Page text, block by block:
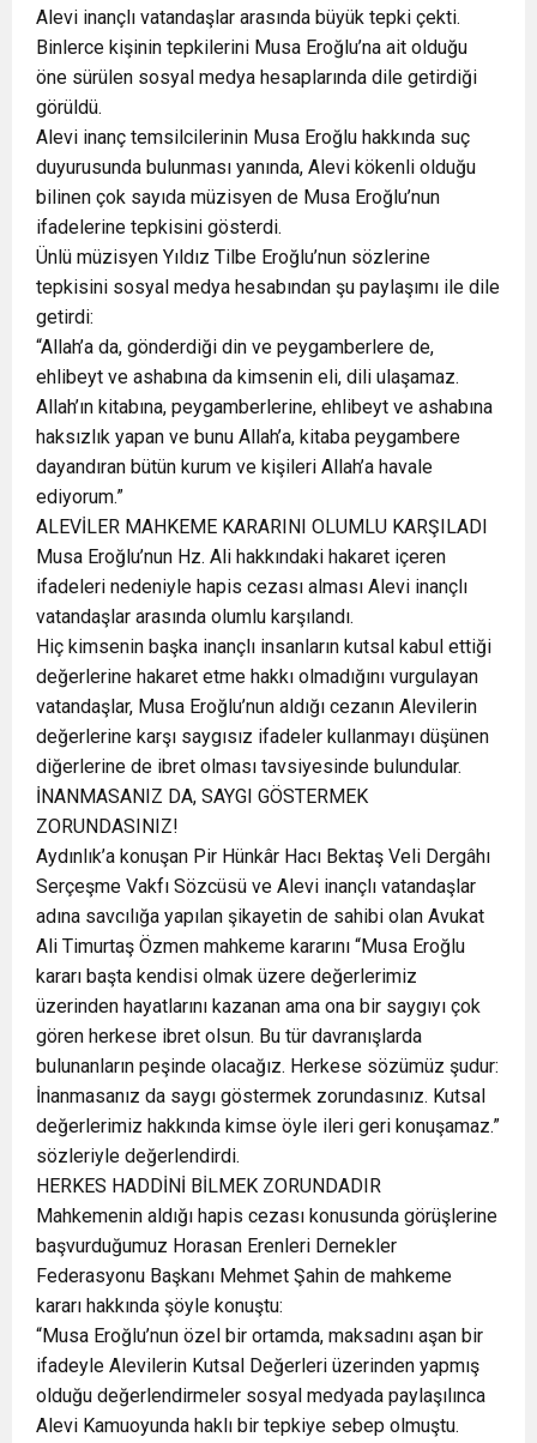
Alevi inançlı vatandaşlar arasında büyük tepki çekti.
Binlerce kişinin tepkilerini Musa Eroğlu’na ait olduğu
öne sürülen sosyal medya hesaplarında dile getirdiği
görüldü.
Alevi inanç temsilcilerinin Musa Eroğlu hakkında suç
duyurusunda bulunması yanında, Alevi kökenli olduğu
bilinen çok sayıda müzisyen de Musa Eroğlu’nun
ifadelerine tepkisini gösterdi.
Ünlü müzisyen Yıldız Tilbe Eroğlu’nun sözlerine
tepkisini sosyal medya hesabından şu paylaşımı ile dile
getirdi:
“Allah’a da, gönderdiği din ve peygamberlere de,
ehlibeyt ve ashabına da kimsenin eli, dili ulaşamaz.
Allah’ın kitabına, peygamberlerine, ehlibeyt ve ashabına
haksızlık yapan ve bunu Allah’a, kitaba peygambere
dayandıran bütün kurum ve kişileri Allah’a havale
ediyorum.”
ALEVİLER MAHKEME KARARINI OLUMLU KARŞILADI
Musa Eroğlu’nun Hz. Ali hakkındaki hakaret içeren
ifadeleri nedeniyle hapis cezası alması Alevi inançlı
vatandaşlar arasında olumlu karşılandı.
Hiç kimsenin başka inançlı insanların kutsal kabul ettiği
değerlerine hakaret etme hakkı olmadığını vurgulayan
vatandaşlar, Musa Eroğlu’nun aldığı cezanın Alevilerin
değerlerine karşı saygısız ifadeler kullanmayı düşünen
diğerlerine de ibret olması tavsiyesinde bulundular.
İNANMASANIZ DA, SAYGI GÖSTERMEK
ZORUNDASINIZ!
Aydınlık’a konuşan Pir Hünkâr Hacı Bektaş Veli Dergâhı
Serçeşme Vakfı Sözcüsü ve Alevi inançlı vatandaşlar
adına savcılığa yapılan şikayetin de sahibi olan Avukat
Ali Timurtaş Özmen mahkeme kararını “Musa Eroğlu
kararı başta kendisi olmak üzere değerlerimiz
üzerinden hayatlarını kazanan ama ona bir saygıyı çok
gören herkese ibret olsun. Bu tür davranışlarda
bulunanların peşinde olacağız. Herkese sözümüz şudur:
İnanmasanız da saygı göstermek zorundasınız. Kutsal
değerlerimiz hakkında kimse öyle ileri geri konuşamaz.”
sözleriyle değerlendirdi.
HERKES HADDİNİ BİLMEK ZORUNDADIR
Mahkemenin aldığı hapis cezası konusunda görüşlerine
başvurduğumuz Horasan Erenleri Dernekler
Federasyonu Başkanı Mehmet Şahin de mahkeme
kararı hakkında şöyle konuştu:
“Musa Eroğlu’nun özel bir ortamda, maksadını aşan bir
ifadeyle Alevilerin Kutsal Değerleri üzerinden yapmış
olduğu değerlendirmeler sosyal medyada paylaşılınca
Alevi Kamuoyunda haklı bir tepkiye sebep olmuştu.